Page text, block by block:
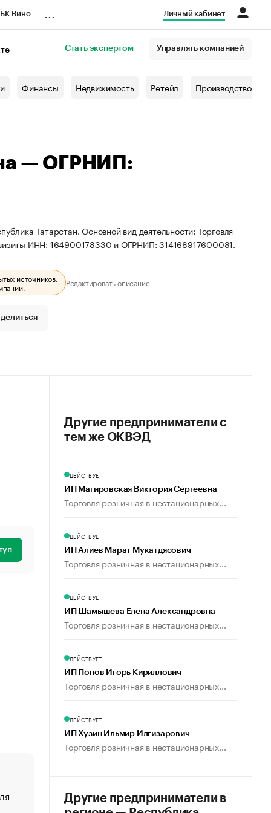
Вино Личный кабинет
Стать экспертом Управлять компанией
Финансы Недвижимость Ретейл Производство
— ОГРНИП:
Татарстан. Основной вид деятельности: Торговля
ИНН: 164900178330 и ОГРНИП: 314168917600081.
источников.
Редактировать описание
«От спорта тело стареет иначе». Как живет глава
создавшей GTA
Другие предприниматели с
тем же ОКВЭД
ДЕЙСТВУЕТ
ИП Магировская Виктория Сергеевна
Торговля розничная в нестационарных...
ДЕЙСТВУЕТ
ИП Алиев Марат Мукатдясович
Торговля розничная в нестационарных...
ДЕЙСТВУЕТ
ИП Шамышева Елена Александровна
Торговля розничная в нестационарных...
ДЕЙСТВУЕТ
ИП Попов Игорь Кириллович
Торговля розничная в нестационарных...
ДЕЙСТВУЕТ
ИП Хузин Ильмир Илгизарович
Торговля розничная в нестационарных...
Другие предприниматели в